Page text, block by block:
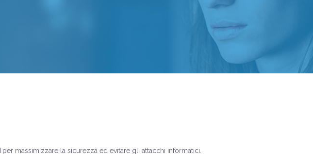
per massimizzare la sicurezza ed evitare gli attacchi informatici.